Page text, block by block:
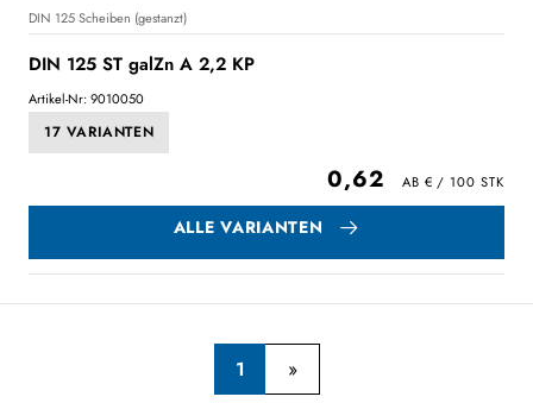
DIN 125 Scheiben (gestanzt)
DIN 125 ST galZn A 2,2 KP
Artikel-Nr: 9010050
17 VARIANTEN
0,62
ALLE VARIANTEN
1